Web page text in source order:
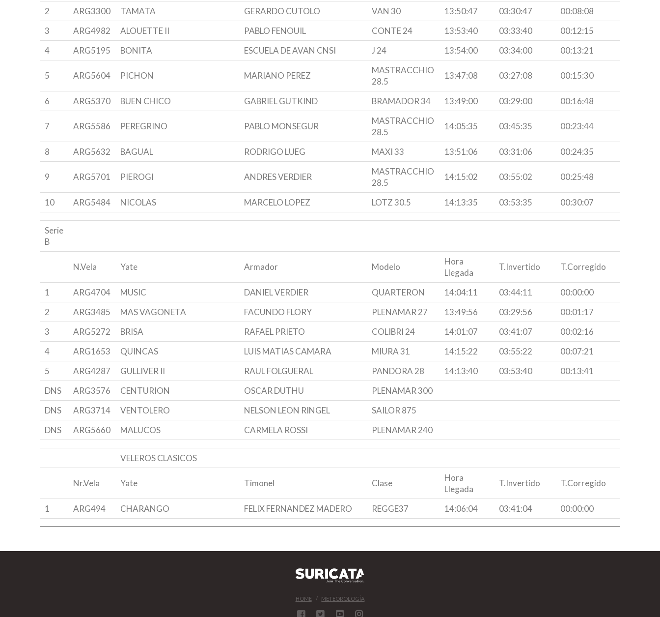
2
ARG3300 TAMATA GERARDO CUTOLO VAN 30 13:50:47 03:30:47
00:08:08
3
ARG4982 ALOUETTE II PABLO FENOUIL CONTE 24 13:53:40 03:33:40
00:12:15
4
ARG5195 BONITA ESCUELA DE AVAN CNSI J 24 13:54:00 03:34:00 00:13:21
5 ARG5604 PICHON MARIANO PEREZ
MASTRACCHIO
28.5
13:47:08 03:27:08 00:15:30
6 ARG5370 BUEN CHICO GABRIEL GUTKIND BRAMADOR 34 13:49:00 03:29:00 00:16:48
7 ARG5586 PEREGRINO PABLO MONSEGUR
MASTRACCHIO
28.5
14:05:35 03:45:35 00:23:44
8 ARG5632 BAGUAL RODRIGO LUEG MAXI 33 13:51:06 03:31:06 00:24:35
9 ARG5701 PIEROGI ANDRES VERDIER
MASTRACCHIO
28.5
14:15:02 03:55:02 00:25:48
10 ARG5484 NICOLAS MARCELO LOPEZ LOTZ 30.5 14:13:35 03:53:35 00:30:07
Serie
B
N.Vela Yate Armador Modelo
Hora
Llegada
T.Invertido T.Corregido
1 ARG4704 MUSIC DANIEL VERDIER QUARTERON 14:04:11 03:44:11
00:00:00
2
ARG3485 MAS VAGONETA FACUNDO FLORY PLENAMAR 27 13:49:56 03:29:56
00:01:17
3
ARG5272 BRISA RAFAEL PRIETO COLIBRI 24 14:01:07 03:41:07
00:02:16
4
ARG1653 QUINCAS LUIS MATIAS CAMARA MIURA 31 14:15:22 03:55:22
00:07:21
5
ARG4287 GULLIVER II RAUL FOLGUERAL PANDORA 28 14:13:40 03:53:40
00:13:41
DNS
ARG3576 CENTURION OSCAR DUTHU
PLENAMAR 300
DNS
ARG3714 VENTOLERO NELSON LEON RINGEL
SAILOR 875
DNS
ARG5660 MALUCOS CARMELA ROSSI PLENAMAR 240
VELEROS CLASICOS
Nr.Vela Yate Timonel Clase
Hora
Llegada
T.Invertido T.Corregido
1 ARG494 CHARANGO FELIX FERNANDEZ MADERO REGGE37 14:06:04 03:41:04 00:00:00
HOME METEOROLOGÍA